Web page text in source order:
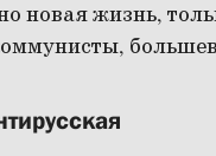
новая жизнь,